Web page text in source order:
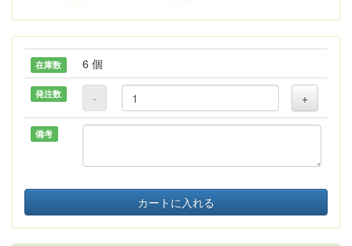
在庫数 6 個
発注数 - +
備考
カートに入れる